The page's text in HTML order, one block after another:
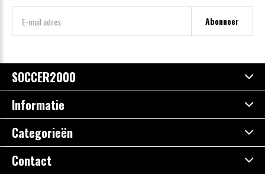
Abonneer
SOCCER2000
Informatie
Categorieën
Contact